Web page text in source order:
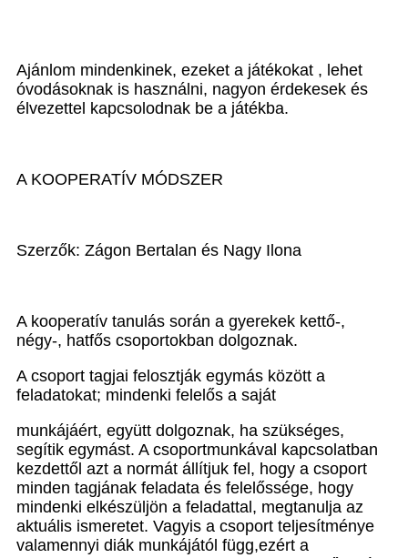
Ajánlom mindenkinek, ezeket a játékokat , lehet
óvodásoknak is használni, nagyon érdekesek és
élvezettel kapcsolodnak be a játékba.
A KOOPERATÍV MÓDSZER
Szerzők: Zágon Bertalan és Nagy Ilona
A kooperatív tanulás során a gyerekek kettő-,
négy-, hatfős csoportokban dolgoznak.
A csoport tagjai felosztják egymás között a
feladatokat; mindenki felelős a saját
munkájáért, együtt dolgoznak, ha szükséges,
segítik egymást. A csoportmunkával kapcsolatban
kezdettől azt a normát állítjuk fel, hogy a csoport
minden tagjának feladata és felelőssége, hogy
mindenki elkészüljön a feladattal, megtanulja az
aktuális ismeretet. Vagyis a csoport teljesítménye
valamennyi diák munkájától függ,ezért a